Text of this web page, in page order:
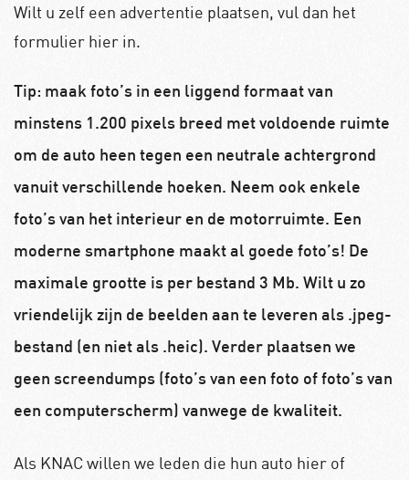
Wilt u zelf een advertentie plaatsen, vul dan het
formulier hier in.
Tip: maak foto’s in een liggend formaat van
minstens 1.200 pixels breed met voldoende ruimte
om de auto heen tegen een neutrale achtergrond
vanuit verschillende hoeken. Neem ook enkele
foto’s van het interieur en de motorruimte. Een
moderne smartphone maakt al goede foto’s! De
maximale grootte is per bestand 3 Mb. Wilt u zo
vriendelijk zijn de beelden aan te leveren als .jpeg-
bestand (en niet als .heic). Verder plaatsen we
geen screendumps (foto’s van een foto of foto’s van
een computerscherm) vanwege de kwaliteit.
Als KNAC willen we leden die hun auto hier of